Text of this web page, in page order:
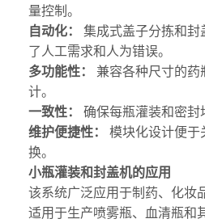
量控制。
自动化：
集成式盖子分拣和
了人工需求和人为错误。
多功能性：
兼容各种尺寸的
计。
一致性：
确保每瓶灌装和密封
维护便捷性：
模块化设计便于
换。
小瓶灌装和封盖机的应用
该系统广泛应用于制药、化妆
适用于生产喷雾瓶、血清瓶和